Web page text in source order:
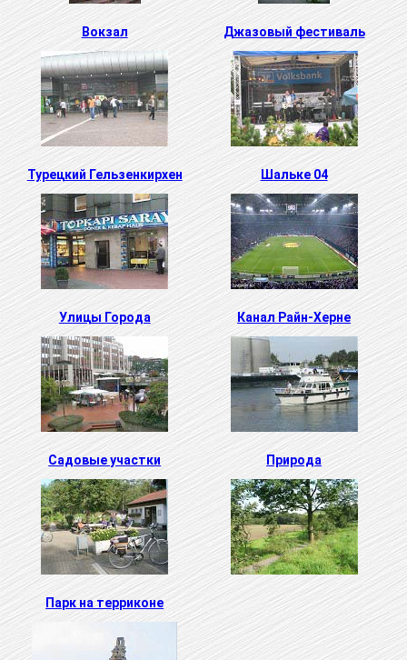
Вокзал Джазовый фестиваль
Турецкий Гельзенкирхен Шальке 04
Улицы Города Канал Райн-Херне
Садовые участки Природа
Парк на терриконе